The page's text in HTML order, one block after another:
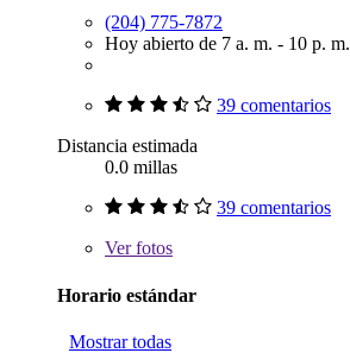
(204) 775-7872
Hoy abierto de 7 a. m. - 10 p. m.
39 comentarios
Distancia estimada
0.0 millas
39 comentarios
Verfotos
Horario estándar
Mostrar todas